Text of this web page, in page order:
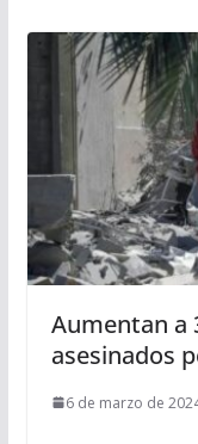
Aumentan a
asesinados
6 de marzo de